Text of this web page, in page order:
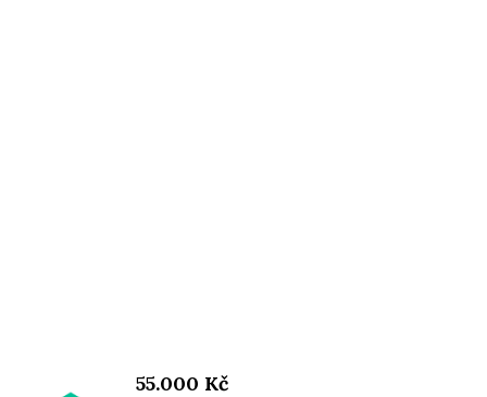
55.000 Kč